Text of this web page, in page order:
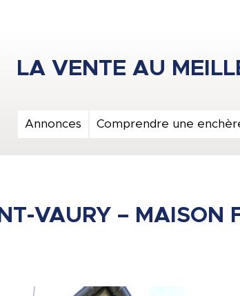
Annonces Comprendre une
VAURY – MAISON